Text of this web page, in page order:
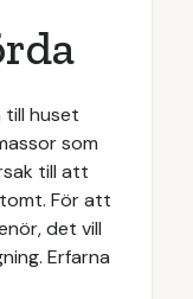
till huset
som
till att
För att
det vill
Erfarna